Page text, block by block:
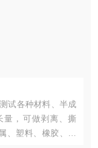
试各种材料、半成
量，可做剥离、撕
、塑料、橡胶、纺